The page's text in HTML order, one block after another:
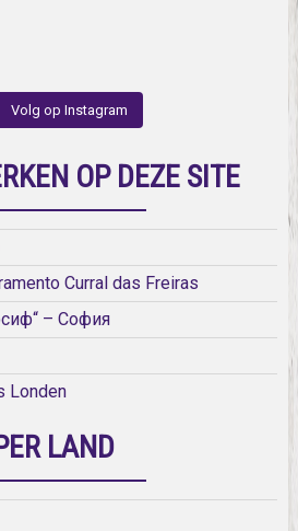
Volg op Instagram
OP DEZE SITE
Curral das Freiras
– София
Londen
LAND